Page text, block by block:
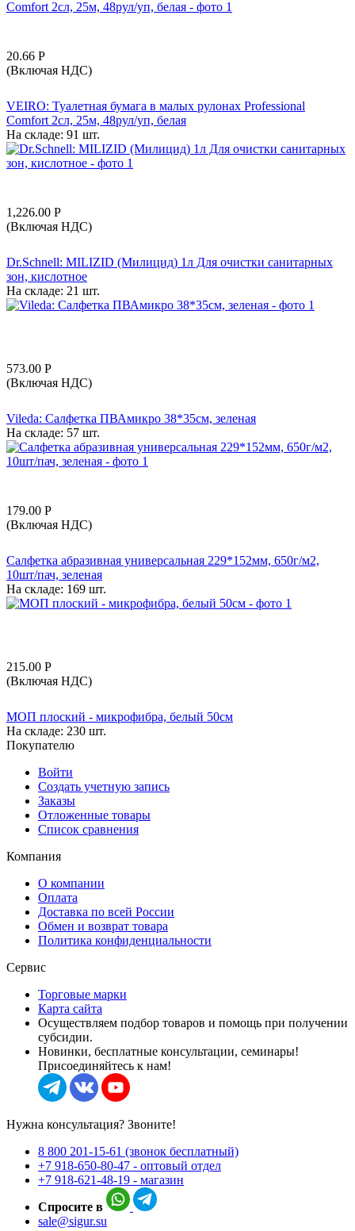
20.66 Р
(Включая НДС)
VEIRO: Туалетная бумага в малых рулонах Professional
Comfort 2сл, 25м, 48рул/уп, белая
На складе: 91 шт.
1,226.00 Р
(Включая НДС)
Dr.Schnell: MILIZID (Милицид) 1л Для очистки санитарных
зон, кислотное
На складе: 21 шт.
573.00 Р
(Включая НДС)
Vileda: Салфетка ПВАмикро 38*35см, зеленая
На складе: 57 шт.
179.00 Р
(Включая НДС)
Салфетка абразивная универсальная 229*152мм, 650г/м2,
10шт/пач, зеленая
На складе: 169 шт.
215.00 Р
(Включая НДС)
МОП плоский - микрофибра, белый 50см
На складе: 230 шт.
Покупателю
Войти
Создать учетную запись
Заказы
Отложенные товары
Список сравнения
Компания
О компании
Оплата
Доставка по всей России
Обмен и возврат товара
Политика конфиденциальности
Сервис
Торговые марки
Карта сайта
Осуществляем подбор товаров и помощь при получении
субсидии.
Новинки, бесплатные консультации, семинары!
Присоединяйтесь к нам!
Нужна консультация? Звоните!
8 800 201-15-61 (звонок бесплатный)
+7 918-650-80-47 - оптовый отдел
+7 918-621-48-19 - магазин
Спросите в
sale@sigur.su